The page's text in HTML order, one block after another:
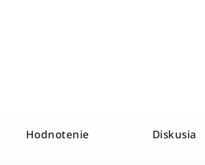
Hodnotenie Diskusia